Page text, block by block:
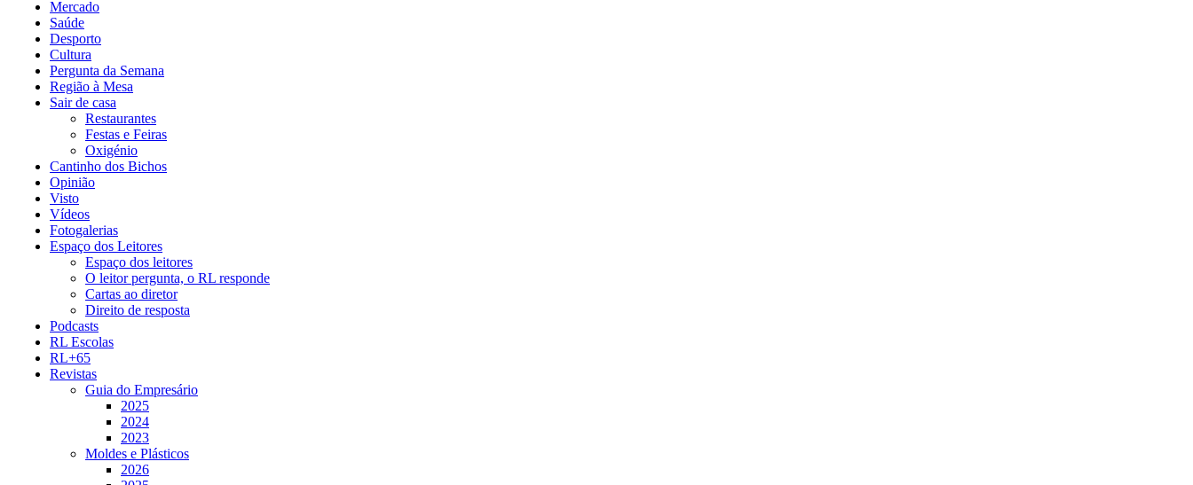
Mercado
Saúde
Desporto
Cultura
Pergunta da Semana
Região à Mesa
Sair de casa
Restaurantes
Festas e Feiras
Oxigénio
Cantinho dos Bichos
Opinião
Visto
Vídeos
Fotogalerias
Espaço dos Leitores
Espaço dos leitores
O leitor pergunta, o RL responde
Cartas ao diretor
Direito de resposta
Podcasts
RL Escolas
RL+65
Revistas
Guia do Empresário
2025
2024
2023
Moldes e Plásticos
2026